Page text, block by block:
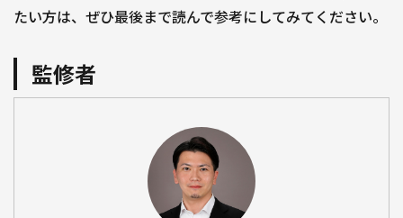
たい方は、ぜひ最後まで読んで参考にしてみてください。
監修者